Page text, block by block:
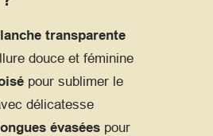
transparente
douce et féminine
pour sublimer le
délicatesse
évasées pour